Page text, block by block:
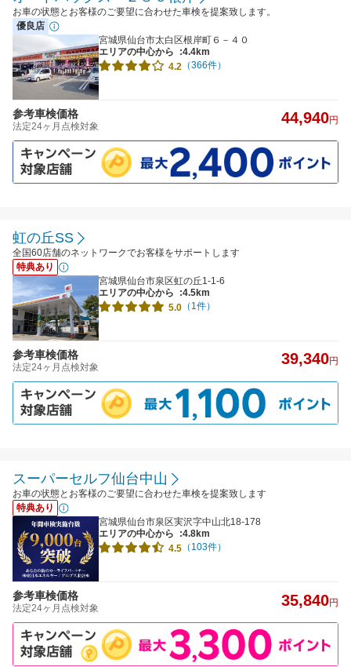
お車の状態とお客様のご要望に合わせた車検を提案致します。
優良店
宮城県仙台市太白区根岸町６－４０
エリアの中心から
:4.4km
4.2 （366件）
参考車検価格
法定24ヶ月点検対象 44,940円
虹の丘SS
全国60店舗のネットワークでお客様をサポートします
特典あり
宮城県仙台市泉区虹の丘1-1-6
エリアの中心から
:4.5km
5.0 （1件）
参考車検価格
法定24ヶ月点検対象 39,340円
スーパーセルフ仙台中山
お車の状態とお客様のご要望に合わせた車検を提案致します
特典あり
宮城県仙台市泉区実沢字中山北18-178
エリアの中心から
:4.8km
4.5 （103件）
参考車検価格
法定24ヶ月点検対象 35,840円